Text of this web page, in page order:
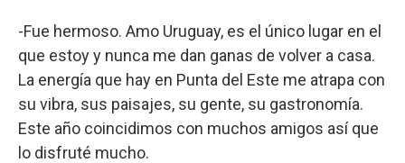
-Fue hermoso. Amo Uruguay, es el único lugar en el
que estoy y nunca me dan ganas de volver a casa.
La energía que hay en Punta del Este me atrapa con
su vibra, sus paisajes, su gente, su gastronomía.
Este año coincidimos con muchos amigos así que
lo disfruté mucho.